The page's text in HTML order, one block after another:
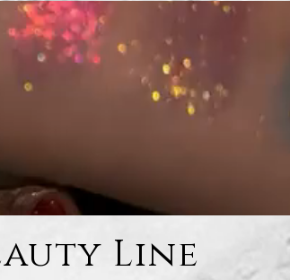
Line